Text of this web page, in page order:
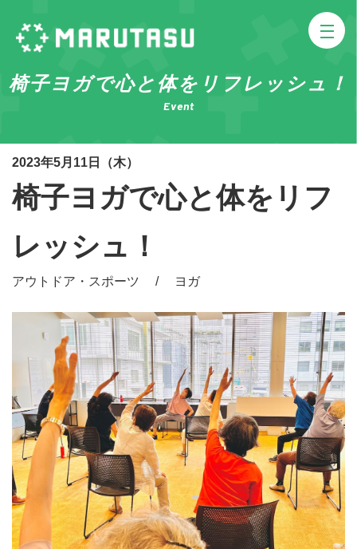
椅子ヨガで心と体をリフレッシュ！
Event
2023年5月11日（木）
椅子ヨガで心と体をリフ
レッシュ！
アウトドア・スポーツ / ヨガ